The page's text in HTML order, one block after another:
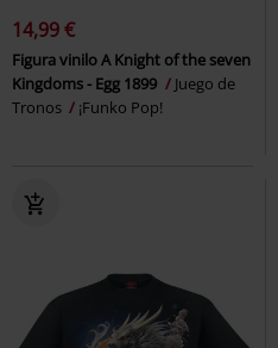
14,99 €
Figura vinilo A Knight of the seven
Kingdoms - Egg 1899
Juego de
Tronos
¡Funko Pop!